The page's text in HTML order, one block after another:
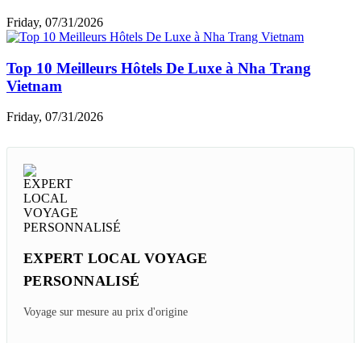
Friday, 07/31/2026
Top 10 Meilleurs Hôtels De Luxe à Nha Trang
Vietnam
Friday, 07/31/2026
EXPERT LOCAL VOYAGE
PERSONNALISÉ
Voyage sur mesure au prix d'origine